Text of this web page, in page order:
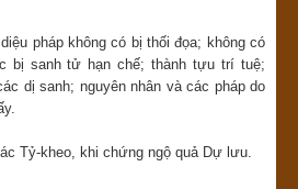
pháp không có bị thối đọa; không có
bị sanh tử hạn chế; thành tựu trí tuệ;
dị sanh; nguyên nhân và các pháp do
Tỷ-kheo, khi chứng ngộ quả Dự lưu.